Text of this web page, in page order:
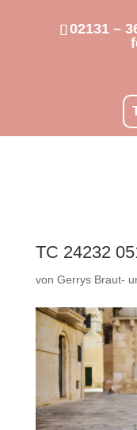
02131 –
TC 24232
von Gerrys Braut-